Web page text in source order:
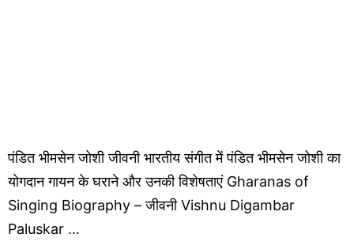
पंडित भीमसेन जोशी जीवनी भारतीय संगीत में पंडित भीमसेन जोशी का
योगदान गायन के घराने और उनकी विशेषताएं Gharanas of
Singing Biography – जीवनी Vishnu Digambar
Paluskar …